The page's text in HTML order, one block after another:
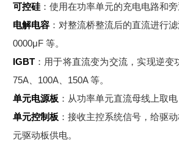
可控硅：使用在功率单元的充电电路和
电解电容：对整流桥整流后的直流进行
0000μF 等。
IGBT：用于将直流变为交流，实现逆变
75A、100A、150A 等。
单元电源板 ：从功率单元直流母线上取
单元控制板 ：接收主控系统信号，给驱
元驱动板供电。